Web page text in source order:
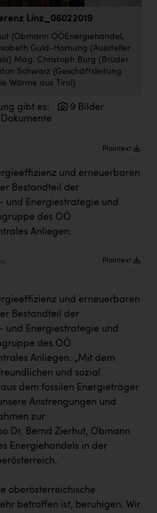
Dr. Loimer
GmbH
Motorhotels
Linz_06022019
(Obmann OÖEnergiehandel,
Guld-Hornung (Aussteller
Mag. Christoph Burg (Brüder
Schwarz (Geschäftsleitung
Wärme aus Tirol)
gibt es:
9 Bilder
Dokumente
Plaintext
und erneuerbaren
Bestandteil der
und Energiestrategie und
des OÖ
Anliegen.
Plaintext
und erneuerbaren
Bestandteil der
und Energiestrategie und
des OÖ
Anliegen. „Mit dem
und sozial
dem fossilen Energieträger
Anstrengungen und
zur
Dr. Bernd Zierhut, Obmann
Energiehandels in der
oberösterreichische
betroffen ist, beruhigen. Wir